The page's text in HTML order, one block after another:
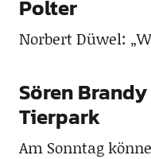
Polter
Norbert Düwel:
Sören
Tierpark
Am Sonntag